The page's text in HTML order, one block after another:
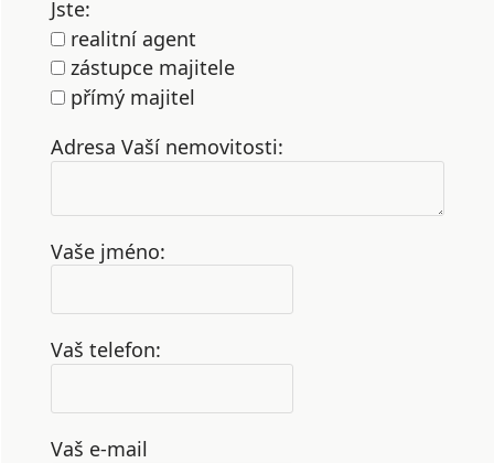
Jste:
realitní agent
zástupce majitele
přímý majitel
Adresa Vaší nemovitosti:
Vaše jméno:
Vaš telefon:
Vaš e-mail